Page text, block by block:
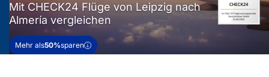
Mit CHECK24 Flüge von Leipzig nach
Almería vergleichen
Mehr als50%sparen